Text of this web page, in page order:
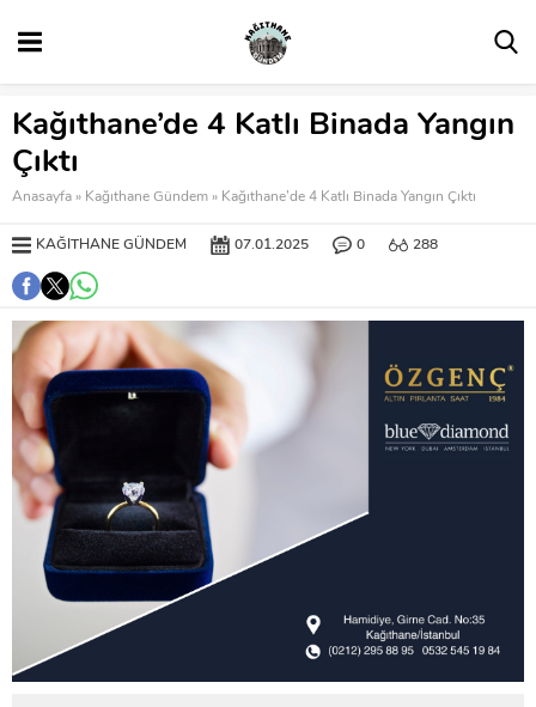
Kağıthane’de 4 Katlı Binada Yangın
Çıktı
Anasayfa » Kağıthane Gündem » Kağıthane’de 4 Katlı Binada Yangın Çıktı
KAĞITHANE GÜNDEM 07.01.2025 0 288